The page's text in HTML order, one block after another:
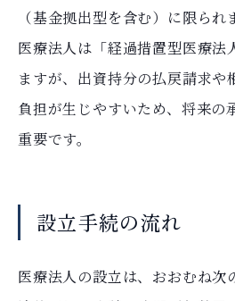
（基金拠出型を含む）に限られ
医療法人は「経過措置型医療法
ますが、出資持分の払戻請求や
負担が生じやすいため、将来の
重要です。
設立手続の流れ
医療法人の設立は、おおむね次